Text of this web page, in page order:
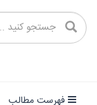
فهرست مطالب